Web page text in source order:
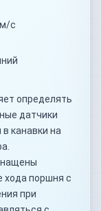
с
определять
датчики
канавки на
хода поршня с
при